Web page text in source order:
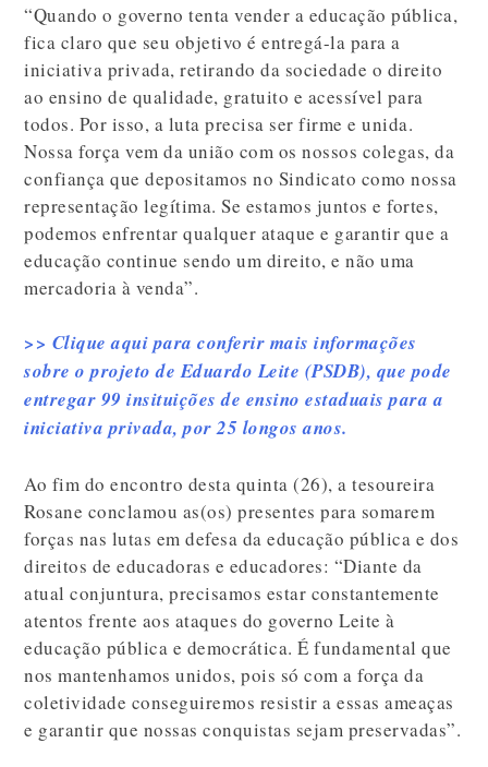
“Quando o governo tenta vender a educação pública,
fica claro que seu objetivo é entregá-la para a
iniciativa privada, retirando da sociedade o direito
ao ensino de qualidade, gratuito e acessível para
todos. Por isso, a luta precisa ser firme e unida.
Nossa força vem da união com os nossos colegas, da
confiança que depositamos no Sindicato como nossa
representação legítima. Se estamos juntos e fortes,
podemos enfrentar qualquer ataque e garantir que a
educação continue sendo um direito, e não uma
mercadoria à venda”.
>> Clique aqui para conferir mais informações
sobre o projeto de Eduardo Leite (PSDB), que pode
entregar 99 insituições de ensino estaduais para a
iniciativa privada, por 25 longos anos.
Ao fim do encontro desta quinta (26), a tesoureira
Rosane conclamou as(os) presentes para somarem
forças nas lutas em defesa da educação pública e dos
direitos de educadoras e educadores: “Diante da
atual conjuntura, precisamos estar constantemente
atentos frente aos ataques do governo Leite à
educação pública e democrática. É fundamental que
nos mantenhamos unidos, pois só com a força da
coletividade conseguiremos resistir a essas ameaças
e garantir que nossas conquistas sejam preservadas”.